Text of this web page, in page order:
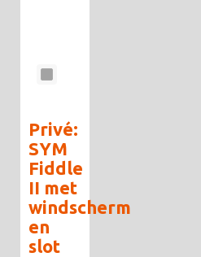
Privé:
SYM
Fiddle
II met
windscherm
en
slot